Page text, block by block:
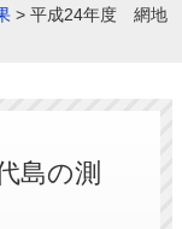
> 平成24年度 網地
島の測